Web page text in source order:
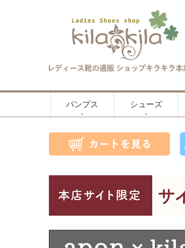
パンプス シューズ